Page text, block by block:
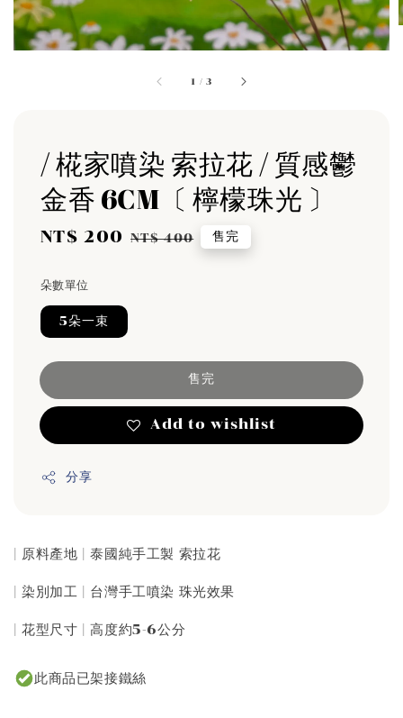
1 /3
/ 椛家噴染 索拉花 / 質感鬱
金香 6CM〔 檸檬珠光 〕
Sale
NT$ 200 Regular
NT$ 400 售完
朵數單位
5朵一束
售完
Add to wishlist
分享
| 原料產地 | 泰國純手工製 索拉花
| 染別加工 | 台灣手工噴染 珠光效果
| 花型尺寸 | 高度約5-6公分
此商品已架接鐵絲